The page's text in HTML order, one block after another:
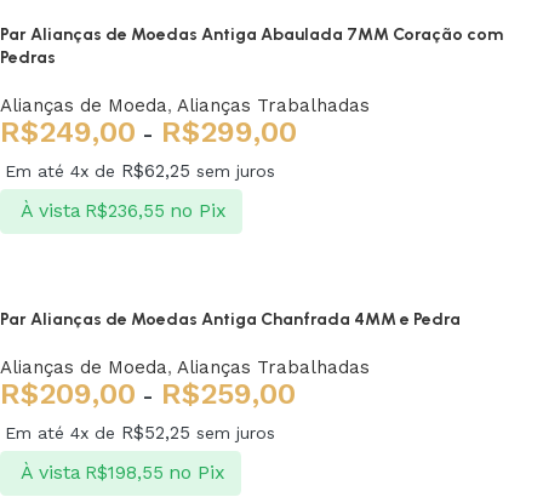
Par Alianças de Moedas Antiga Abaulada 7MM Coração com
Pedras
Alianças de Moeda, Alianças Trabalhadas
R$249,00 - R$299,00
Em até 4x de R$62,25 sem juros
À vista R$236,55 no Pix
Par Alianças de Moedas Antiga Chanfrada 4MM e Pedra
Alianças de Moeda, Alianças Trabalhadas
R$209,00 - R$259,00
Em até 4x de R$52,25 sem juros
À vista R$198,55 no Pix